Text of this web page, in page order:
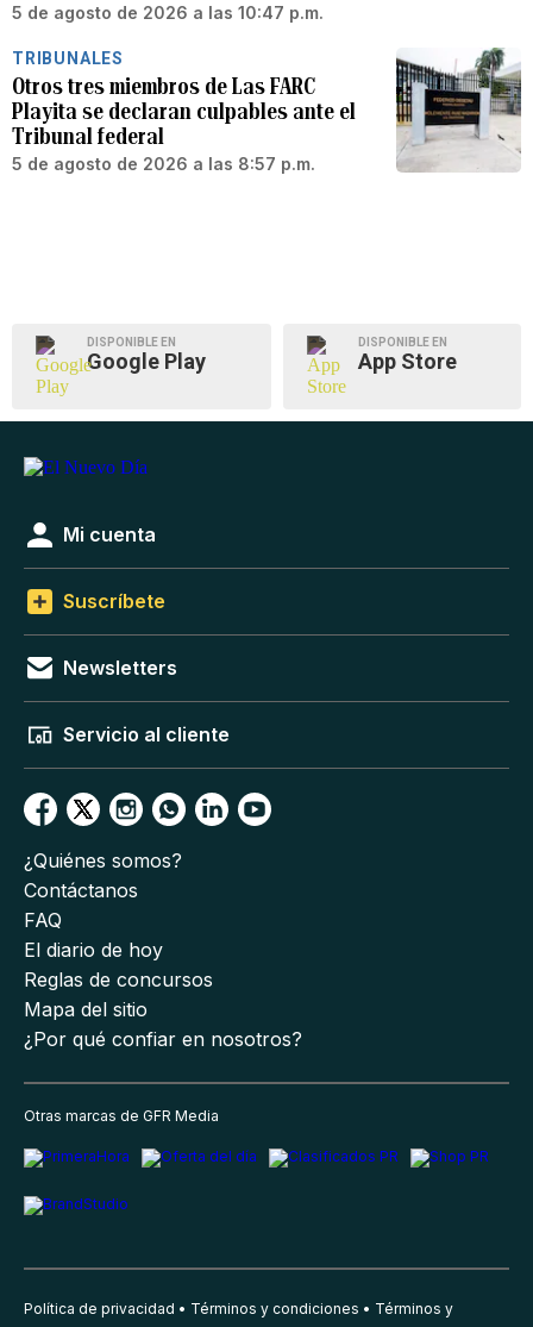
5 de agosto de 2026 a las 10:47 p.m.
TRIBUNALES
Otros tres miembros de Las FARC
Playita se declaran culpables ante el
Tribunal federal
5 de agosto de 2026 a las 8:57 p.m.
DISPONIBLE EN
Google Play
DISPONIBLE EN
App Store
Mi cuenta
Suscríbete
Newsletters
Servicio al cliente
¿Quiénes somos?
Contáctanos
FAQ
El diario de hoy
Reglas de concursos
Mapa del sitio
¿Por qué confiar en nosotros?
Otras marcas de GFR Media
Política de privacidad Términos y condiciones Términos y